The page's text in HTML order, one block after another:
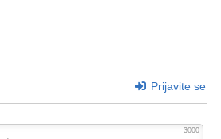
Prijavite se
3000